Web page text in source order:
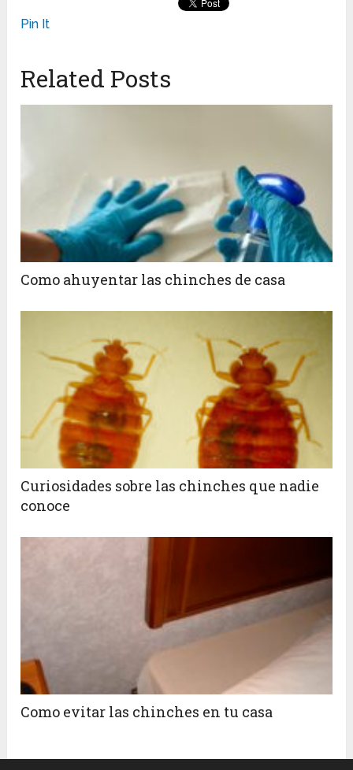
Pin It
Related Posts
Como ahuyentar las chinches de casa
Curiosidades sobre las chinches que nadie
conoce
Como evitar las chinches en tu casa